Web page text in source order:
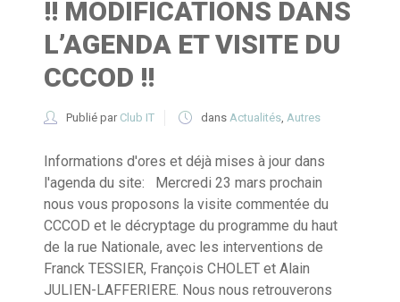
!! MODIFICATIONS DANS
L’AGENDA ET VISITE DU
CCCOD !!
Publié par Club IT dans Actualités, Autres
Informations d'ores et déjà mises à jour dans
l'agenda du site: Mercredi 23 mars prochain
nous vous proposons la visite commentée du
CCCOD et le décryptage du programme du haut
de la rue Nationale, avec les interventions de
Franck TESSIER, François CHOLET et Alain
JULIEN-LAFFERIERE. Nous nous retrouverons